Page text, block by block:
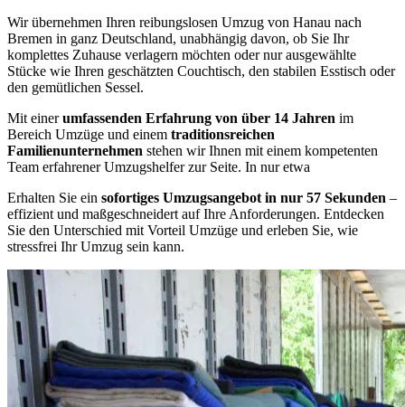
Wir übernehmen Ihren reibungslosen Umzug von Hanau nach
Bremen in ganz Deutschland, unabhängig davon, ob Sie Ihr
komplettes Zuhause verlagern möchten oder nur ausgewählte
Stücke wie Ihren geschätzten Couchtisch, den stabilen Esstisch oder
den gemütlichen Sessel.
Mit einerumfassenden Erfahrung von über 14 Jahren im
Bereich Umzüge und einem traditionsreichen
Familienunternehmen stehen wir Ihnen mit einem kompetenten
Team erfahrener Umzugshelfer zur Seite. In nur etwa
Erhalten Sie ein sofortiges Umzugsangebot in nur 57 Sekunden –
effizient und maßgeschneidert auf Ihre Anforderungen. Entdecken
Sie den Unterschied mit Vorteil Umzüge und erleben Sie, wie
stressfrei Ihr Umzug sein kann.